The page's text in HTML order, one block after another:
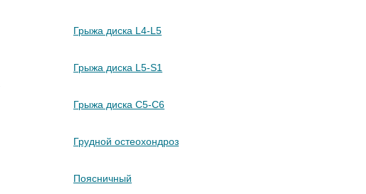
Грыжа диска L4-L5
Грыжа диска L5-S1
Грыжа диска C5-C6
Грудной остеохондроз
Поясничный